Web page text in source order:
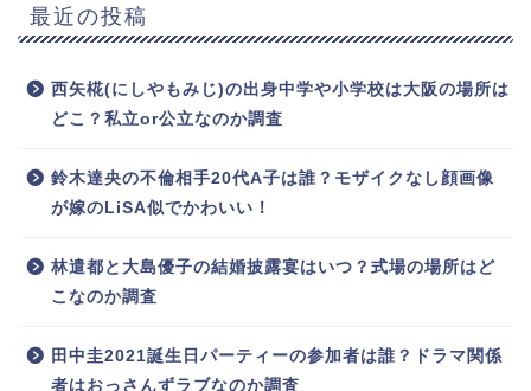
最近の投稿
西矢椛(にしやもみじ)の出身中学や小学校は大阪の場所は
どこ？私立or公立なのか調査
鈴木達央の不倫相手20代A子は誰？モザイクなし顔画像
が嫁のLiSA似でかわいい！
林遣都と大島優子の結婚披露宴はいつ？式場の場所はど
こなのか調査
田中圭2021誕生日パーティーの参加者は誰？ドラマ関係
者はおっさんずラブなのか調査